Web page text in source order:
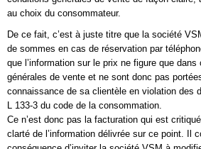
au choix du consommateur.
De ce fait, c’est à juste titre que la société
de sommes en cas de réservation par
que l’information sur le prix ne figure que dans
générales de vente et ne sont donc pas
connaissance de sa clientèle en violation des
L 133-3 du code de la consommation.
Ce n’est donc pas la facturation qui est
clarté de l’information délivrée sur ce point. Il